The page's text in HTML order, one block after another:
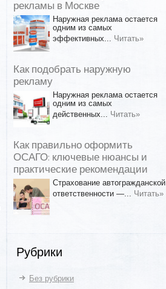
рекламы в Москве
Наружная реклама остается
одним из самых
эффективных... Читать»
Как подобрать наружную
рекламу
Наружная реклама остается
одним из самых
действенных... Читать»
Как правильно оформить
ОСАГО: ключевые нюансы и
практические рекомендации
Страхование автогражданской
ответственности —... Читать»
Рубрики
Без рубрики